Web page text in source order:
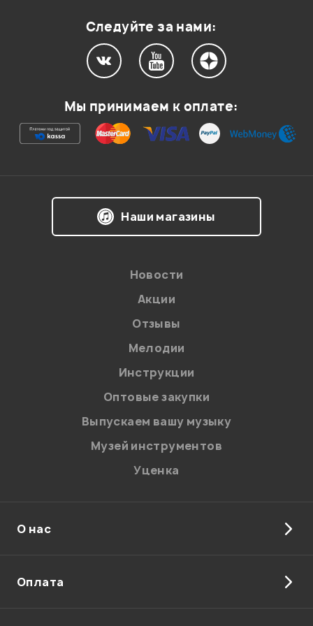
Ваша оценка:
на обработку персональных данных в
Политикой в отношении обработки
персональных данных.
Введите проверочное число:
Отправить
Следуйте за нами:
Мы принимаем к оплате:
Наши магазины
Новости
Акции
Отзывы
Мелодии
Инструкции
Оптовые закупки
Выпускаем вашу музыку
Музей инструментов
Уценка
О нас
Оплата